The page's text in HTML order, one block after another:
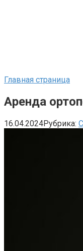
Главная страница
Аренда
16.04.2024Рубрика: